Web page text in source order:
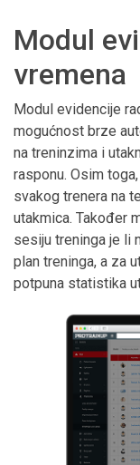
Modul
vremena
Modul evidencije
mogućnost brze
na treninzima i
rasponu. Osim
svakog trenera na
utakmica. Također
sesiju treninga je li
plan treninga, a za
potpuna statistika